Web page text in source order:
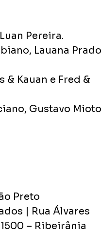
Pereira.
Lauana Prado
& Kauan e Fred &
Gustavo Mioto
Preto
| Rua Álvares
– Ribeirânia